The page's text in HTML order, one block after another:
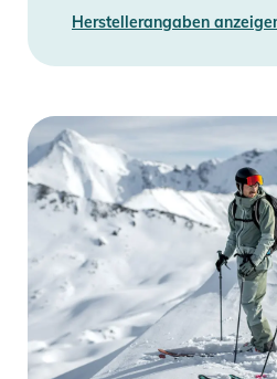
- keinen Weichspüler verwenden
- Wollwaschmittel verwenden
- alle Verschlüsse vor dem
- Imprägnierung muss
Sicherheitshinweise
Gebrauchsanweisungen,
finden Sie direkt am Produkt.
Herstellerangaben